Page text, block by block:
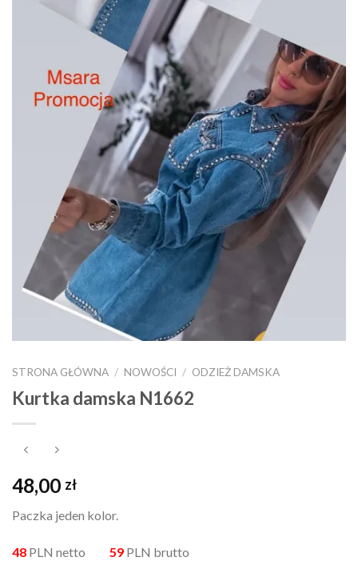
STRONA GŁÓWNA / NOWOŚCI / ODZIEŻ DAMSKA
Kurtka damska N1662
48,00 zł
Paczka jeden kolor.
48 PLN netto 59 PLN brutto